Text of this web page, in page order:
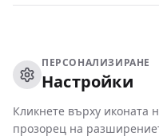
ПЕРСОНАЛИЗИРАНЕ
Настройки
Кликнете върху иконата
прозорец на